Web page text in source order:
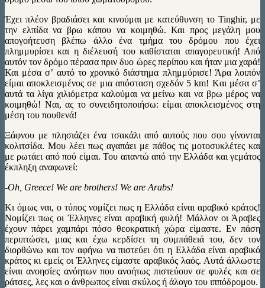
Έχει πλέον βραδιάσει και κινούμαι με κατεύθυνση το Tinghir, με
την ελπίδα να βρω κάπου να κοιμηθώ. Και προς μεγάλη μου
απογοήτευση βλέπω άλλο ένα τμήμα του δρόμου που έχει
πλημμυρίσει και η διέλευσή του καθίσταται απαγορευτική! Από
αυτόν τον δρόμο πέρασα πριν δυο ώρες περίπου και ήταν μια χαρά!
Και μέσα σ’ αυτό το χρονικό διάστημα πλημμύρισε! Άρα λοιπόν
είμαι αποκλεισμένος σε μια απόσταση σχεδόν 5 km! Kαι μέσα σ’
αυτά τα λίγα χιλιόμετρα καλούμαι να μείνω και να βρω μέρος να
κοιμηθώ! Ναι, ας το συνειδητοποιήσω: είμαι αποκλεισμένος στη
μέση του πουθενά!
Ξάφνου με πλησιάζει ένα τσακάλι από αυτούς που σου γίνονται
κολιτσίδα. Μου λέει πως αγαπάει με πάθος τις μοτοσυκλέτες και
με ρωτάει από πού είμαι. Του απαντώ από την Ελλάδα και γεμάτος
έκπληξη αναφωνεί:
-Oh, Greece! We are brothers! We are Arabs!
Kι όμως ναι, ο τύπος νομίζει πως η Ελλάδα είναι αραβικό κράτος!
Νομίζει πως οι Έλληνες είναι αραβική φυλή! Μάλλον οι Άραβες
έχουν πάρει χαμπάρι πόσο θεοκρατική χώρα είμαστε. Εν πάση
περιπτώσει, μιας και έχω κερδίσει τη συμπάθειά του, δεν τον
διορθώνω και τον αφήνω να πιστεύει ότι η Ελλάδα είναι αραβικό
κράτος κι εμείς οι Έλληνες είμαστε αραβικός λαός. Αυτά άλλωστε
είναι ανοησίες ανόητων που ανοήτως πιστεύουν σε φυλές και σε
ράτσες, λες και ο άνθρωπος είναι σκύλος ή άλογο του ιππόδρομου.